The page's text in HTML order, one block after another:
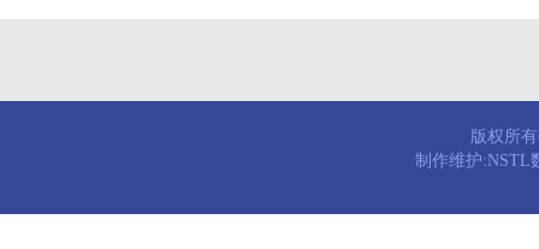
版权所
制作维护:NSTL